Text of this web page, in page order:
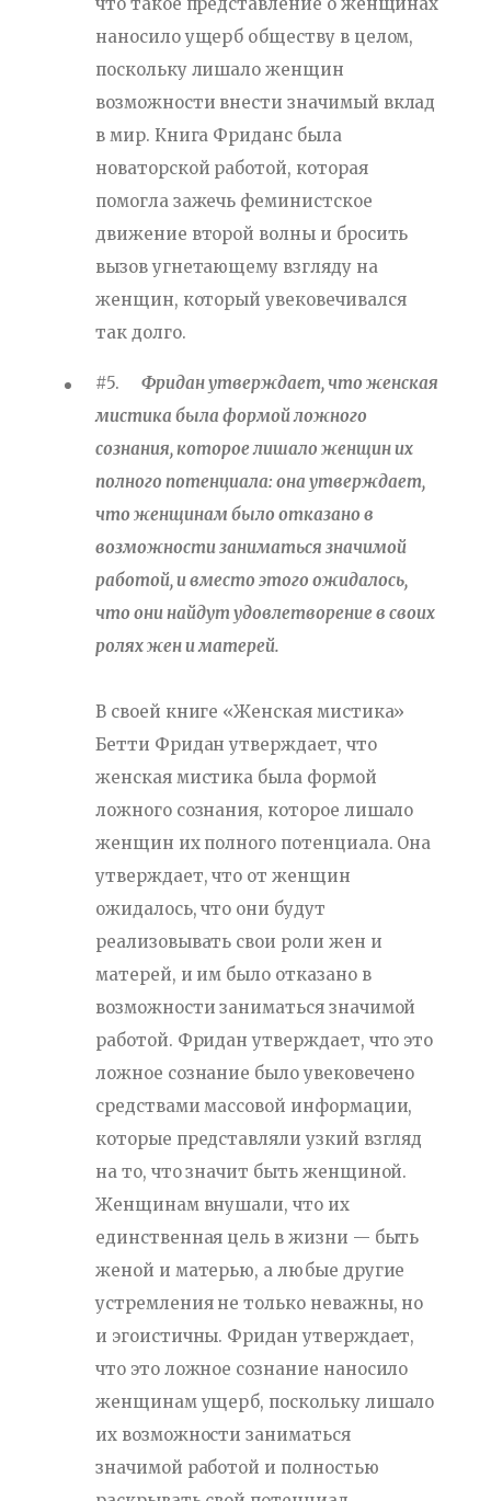
наносило ущерб обществу в целом,
поскольку лишало женщин
возможности внести значимый вклад
в мир. Книга Фриданс была
новаторской работой, которая
помогла зажечь феминистское
движение второй волны и бросить
вызов угнетающему взгляду на
женщин, который увековечивался
так долго.
#5. Фридан утверждает, что женская
мистика была формой ложного
сознания, которое лишало женщин их
полного потенциала: она утверждает,
что женщинам было отказано в
возможности заниматься значимой
работой, и вместо этого ожидалось,
что они найдут удовлетворение в своих
ролях жен и матерей.
В своей книге «Женская мистика»
Бетти Фридан утверждает, что
женская мистика была формой
ложного сознания, которое лишало
женщин их полного потенциала. Она
утверждает, что от женщин
ожидалось, что они будут
реализовывать свои роли жен и
матерей, и им было отказано в
возможности заниматься значимой
работой. Фридан утверждает, что это
ложное сознание было увековечено
средствами массовой информации,
которые представляли узкий взгляд
на то, что значит быть женщиной.
Женщинам внушали, что их
единственная цель в жизни — быть
женой и матерью, а любые другие
устремления не только неважны, но
и эгоистичны. Фридан утверждает,
что это ложное сознание наносило
женщинам ущерб, поскольку лишало
их возможности заниматься
значимой работой и полностью